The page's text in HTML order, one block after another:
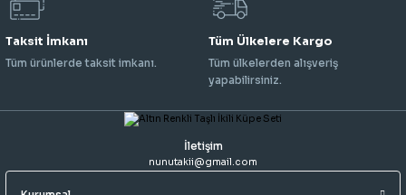
Taksit İmkanı
Tüm ürünlerde taksit imkanı.
Tüm Ülkelere Kargo
Tüm ülkelerden alışveriş
yapabilirsiniz.
İletişim
nunutakii@gmail.com